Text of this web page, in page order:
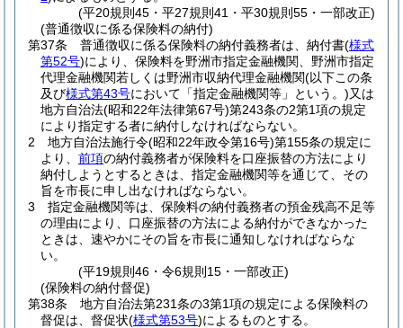
(平20規則45・平27規則41・平30規則55・一部改正)
(普通徴収に係る保険料の納付)
第37条
普通徴収に係る保険料の納付義務者は、納付書(様式
第52号)により、保険料を野洲市指定金融機関、野洲市指定
代理金融機関若しくは野洲市収納代理金融機関(以下この条
及び様式第43号において「指定金融機関等」という。)又は
地方自治法(昭和22年法律第67号)第243条の2第1項の規定
により指定する者に納付しなければならない。
2
地方自治法施行令(昭和22年政令第16号)第155条の規定に
より、 前項の納付義務者が保険料を口座振替の方法により
納付しようとするときは、指定金融機関等を通じて、その
旨を市長に申し出なければならない。
3
指定金融機関等は、保険料の納付義務者の預金残高不足等
の理由により、口座振替の方法による納付ができなかった
ときは、速やかにその旨を市長に通知しなければならな
い。
(平19規則46・令6規則15・一部改正)
(保険料の納付督促)
第38条
地方自治法第231条の3第1項の規定による保険料の
督促は、督促状(様式第53号)によるものとする。